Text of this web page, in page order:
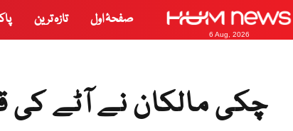
6 Aug, 2026
صفحۂ اول تازہ ترین
چکی مالکان نے آٹے کی